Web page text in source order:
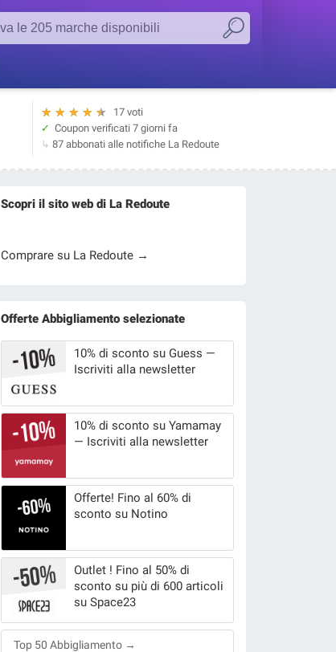
17 voti
★
★
★
★
★
Coupon verificati 7 giorni fa
87 abbonati alle notifiche La Redoute
Scopri il sito web di La Redoute
Comprare su La Redoute →
Offerte Abbigliamento selezionate
10% di sconto su Guess —
Iscriviti alla newsletter
10% di sconto su Yamamay
— Iscriviti alla newsletter
Offerte! Fino al 60% di
sconto su Notino
Outlet ! Fino al 50% di
sconto su più di 600 articoli
su Space23
Top 50 Abbigliamento →